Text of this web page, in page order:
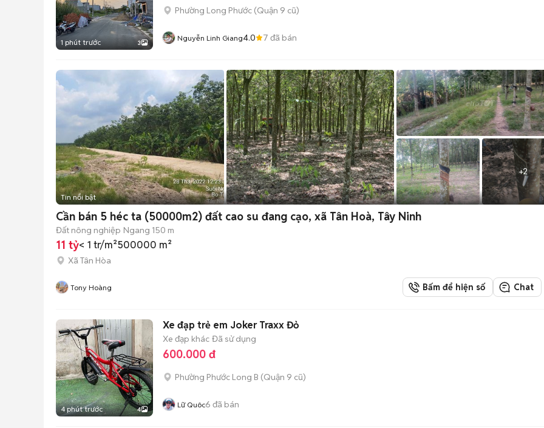
1 phút trước 3
Phường Long Phước (Quận 9 cũ)
Nguyễn Linh Giang4.0 7 đã bán
+2
Tin nổi bật
Cần bán 5 héc ta (50000m2) đất cao su đang cạo, xã Tân Hoà, Tây Ninh
Đất nông nghiệp Ngang 150 m
11 tỷ< 1 tr/m²500000 m²
Xã Tân Hòa
Tony Hoàng Bấm để hiện số Chat
4 phút trước 4
Xe đạp trẻ em Joker Traxx Đỏ
Xe đạp khác Đã sử dụng
600.000 đ
Phường Phước Long B (Quận 9 cũ)
Lữ Quôc6 đã bán